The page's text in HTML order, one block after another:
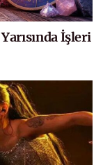
İşleri